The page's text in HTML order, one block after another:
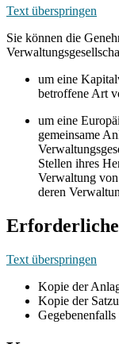
Text überspringen
Sie können die
um eine
betroffene Art
um eine
gemeinsame
Stellen ihres
Verwaltung
deren
Text überspringen
Kopie der
Kopie der